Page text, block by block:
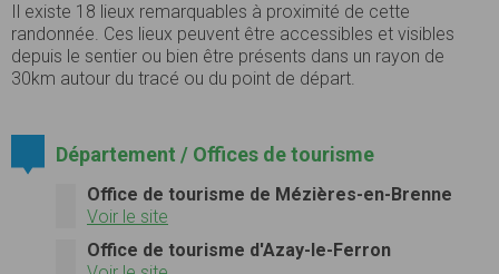
Il existe 18 lieux remarquables à proximité de cette
randonnée. Ces lieux peuvent être accessibles et visibles
depuis le sentier ou bien être présents dans un rayon de
30km autour du tracé ou du point de départ.
Département / Offices de tourisme
Office de tourisme de Mézières-en-Brenne
Voir le site
Office de tourisme d'Azay-le-Ferron